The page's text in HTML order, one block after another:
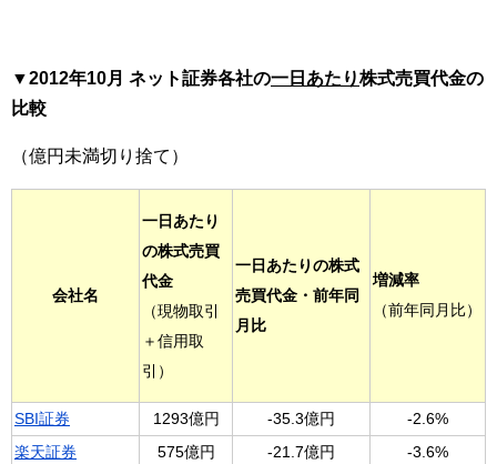
▼2012年10月 ネット証券各社の一日あたり株式売買代金の
比較
（億円未満切り捨て）
会社名
一日あたり
の株式売買
代金
（現物取引
＋信用取
引）
一日あたりの株式
売買代金・前年同
月比
増減率
（前年同月比）
SBI証券 1293億円 -35.3億円
-2.6%
楽天証券
575億円 -21.7億円
-3.6%